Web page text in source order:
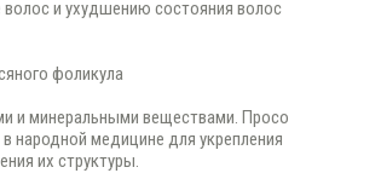
и ухудшению состояния волос
фоликула
и минеральными веществами. Просо
народной медицине для укрепления
их структуры.